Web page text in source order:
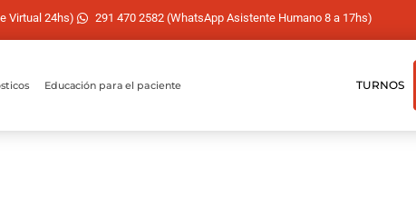
Virtual 24hs) 291 470 2582 (WhatsApp Asistente Humano 8 a 17hs)
Educación para el paciente TURNOS